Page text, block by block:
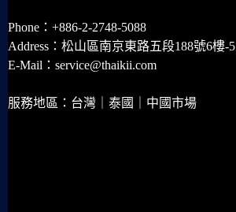
Phone：+886-2-2748-5088
Address：松山區南京東路五段188號6樓-5
E-Mail：service@thaikii.com
服務地區：台灣｜泰國｜中國市場